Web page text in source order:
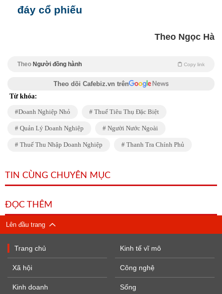
đáy cổ phiếu
Theo Ngọc Hà
Theo Người đồng hành Copy link
Theo dõi Cafebiz.vn trên
Từ khóa:
Doanh Nghiệp Nhỏ Thuế Tiêu Thụ Đặc Biệt
Quản Lý Doanh Nghiệp Người Nước Ngoài
Thuế Thu Nhập Doanh Nghiệp Thanh Tra Chính Phủ
TIN CÙNG CHUYÊN MỤC
ĐỌC THÊM
Lên đầu trang
Trang chủ
Xã hội
Kinh doanh
Kinh tế vĩ mô
Công nghệ
Sống